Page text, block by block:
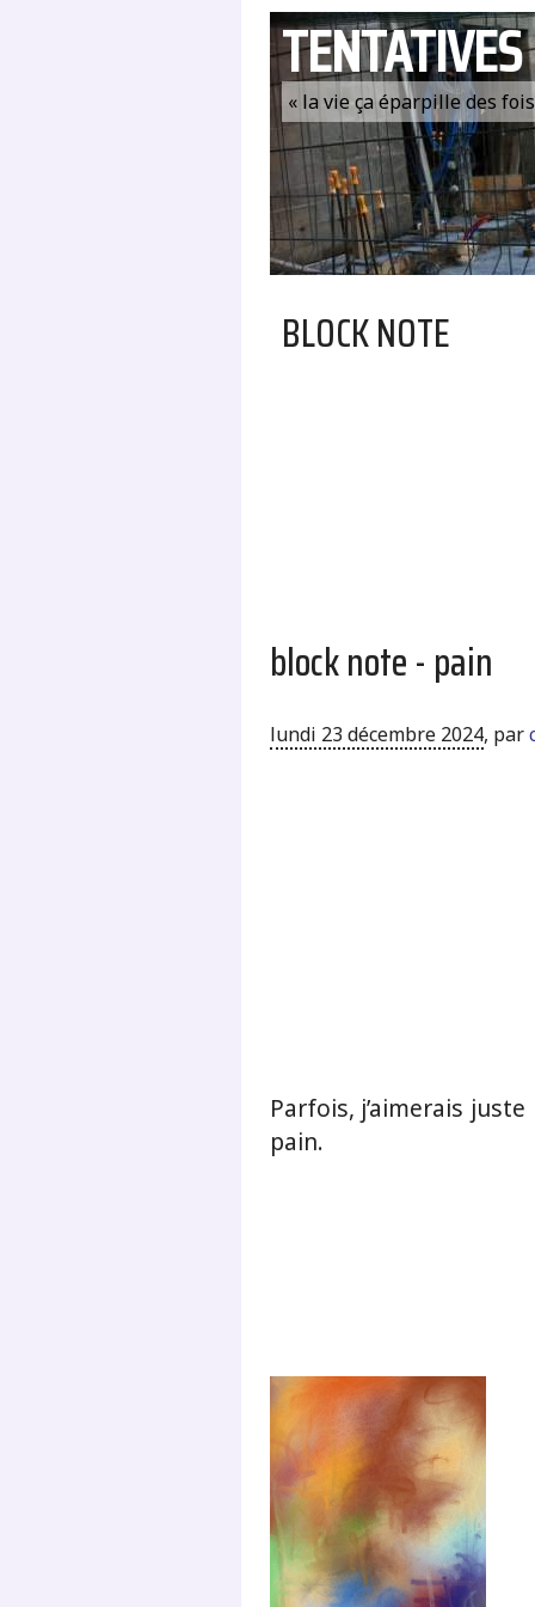
TENTATIVES
« la vie ça éparpille des
BLOCK NOTE
block note - pain
lundi 23 décembre 2024, par
Parfois, j’aimerais
pain.